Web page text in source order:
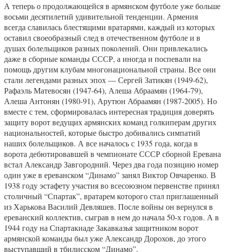
А теперь о продолжающейся в армянском футболе уже больше
восьми десятилетий удивительной тенденции. Армения
всегда славилась блестящими вратарями, каждый из которых
оставил своеобразный след в отечественном футболе и в
душах болельщиков разных поколений. Они привлекались
даже в сборные команды СССР, а иногда и поспевали на
помощь другим клубам многонациональной страны. Все они
стали легендами разных эпох — Сергей Затикян (1949-62),
Рафаэль Матевосян (1947-64), Алеша Абраамян (1964-79),
Алеша Антонян (1980-91), Арутюн Абраамян (1987-2005). Но
вместе с тем, сформировалась интересная традиция доверять
защиту ворот ведущих армянских команд голкиперам других
национальностей, которые быстро добивались симпатий
наших болельщиков. А все началось с 1935 года, когда в
ворота дебютировавшей в чемпионате СССР сборной Еревана
встал Александр Завгородний. Через два года позицию номер
один уже в ереванском “Динамо” занял Виктор Овчаренко. В
1938 году эстафету участия во всесоюзном первенстве принял
столичный “Спартак”, вратарем которого стал приглашенный
из Харькова Василий Девляшев. После войны он вернулся в
ереванский коллектив, сыграв в нем до начала 50-х годов. А в
1944 году на Спартакиаде Закавказья защитником ворот
армянской команды был уже Александр Дорохов, до этого
выступавший в тбилисском “Динамо”.